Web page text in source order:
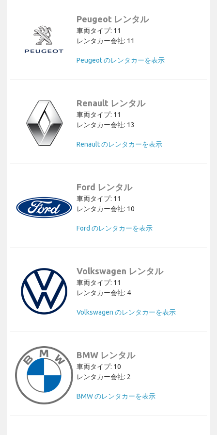
Peugeot レンタル
車両タイプ: 11
レンタカー会社: 11
Peugeot のレンタカーを表示
Renault レンタル
車両タイプ: 11
レンタカー会社: 13
Renault のレンタカーを表示
Ford レンタル
車両タイプ: 11
レンタカー会社: 10
Ford のレンタカーを表示
Volkswagen レンタル
車両タイプ: 11
レンタカー会社: 4
Volkswagen のレンタカーを表示
BMW レンタル
車両タイプ: 10
レンタカー会社: 2
BMW のレンタカーを表示